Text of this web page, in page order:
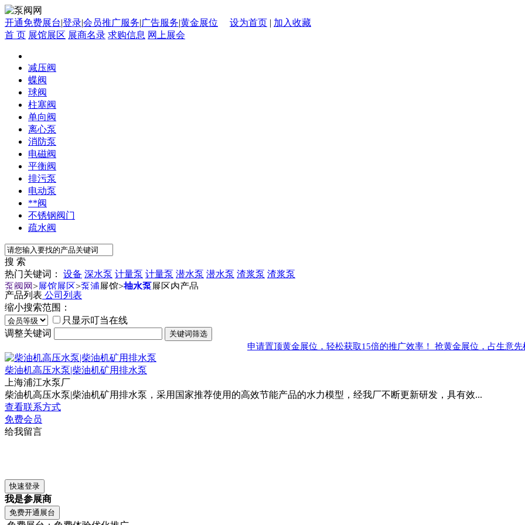
开通免费展台|登录|会员推广服务|广告服务|黄金展位 设为首页 | 加入收藏
首 页 展馆展区 展商名录 求购信息 网上展会
减压阀
蝶阀
球阀
柱塞阀
单向阀
离心泵
消防泵
电磁阀
平衡阀
排污泵
电动泵
**阀
不锈钢阀门
疏水阀
搜 索
热门关键词： 设备 深水泵 计量泵 计量泵 潜水泵 潜水泵 渣浆泵 渣浆泵
泵阀网>展馆展区>泵浦展馆>抽水泵展区内产品
产品列表 公司列表
缩小搜索范围：
只显示叮当在线
调整关键词
申请置顶黄金展位，轻松获取15倍的推广效率！ 抢黄金展位，占生意先
柴油机高压水泵|柴油机矿用排水泵
上海浦江水泵厂
柴油机高压水泵|柴油机矿用排水泵，采用国家推荐使用的高效节能产品的水力模型，经我厂不断更新研发，具有效...
查看联系方式
免费会员
给我留言
我是参展商